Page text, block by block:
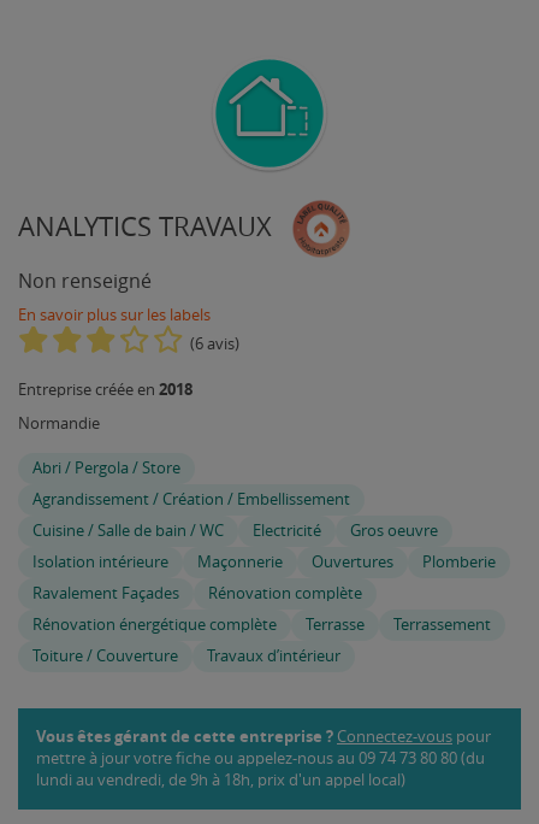
ANALYTICS TRAVAUX
Non renseigné
En savoir plus sur les labels
(6 avis)
Entreprise créée en 2018
Normandie
Abri / Pergola / Store
Agrandissement / Création / Embellissement
Cuisine / Salle de bain / WC
Electricité
Gros oeuvre
Isolation intérieure
Maçonnerie Ouvertures
Plomberie
Ravalement Façades
Rénovation complète
Rénovation énergétique complète
Terrasse
Terrassement
Toiture / Couverture
Travaux d’intérieur
Vous êtes gérant de cette entreprise ? Connectez-vous pour
mettre à jour votre fiche ou appelez-nous au 09 74 73 80 80 (du
lundi au vendredi, de 9h à 18h, prix d'un appel local)